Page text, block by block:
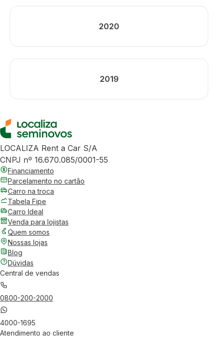
2020
2019
LOCALIZA Rent a Car S/A
CNPJ nº 16.670.085/0001-55
Financiamento
Parcelamento no cartão
Carro na troca
Tabela Fipe
Carro Ideal
Venda para lojistas
Quem somos
Nossas lojas
Blog
Dúvidas
Central de vendas
0800-200-2000
4000-1695
Atendimento ao cliente